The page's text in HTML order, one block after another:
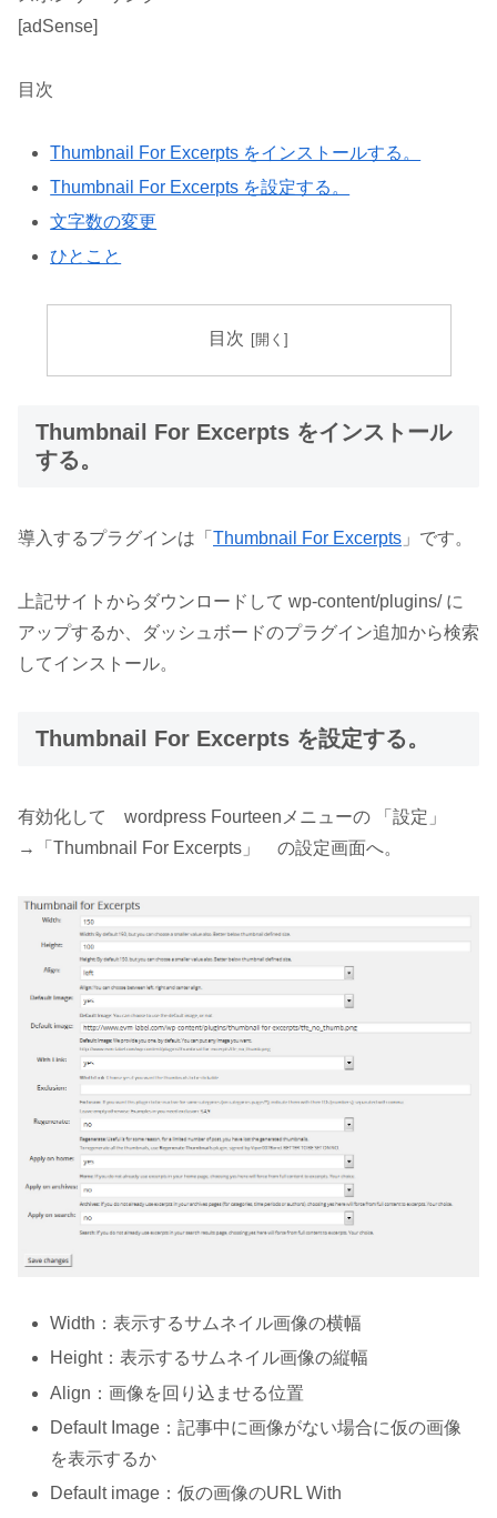
[adSense]
目次
Thumbnail For Excerpts をインストールする。
Thumbnail For Excerpts を設定する。
文字数の変更
ひとこと
目次
Thumbnail For Excerpts をインストール
する。
導入するプラグインは「 Thumbnail For Excerpts 」です。
上記サイトからダウンロードして wp-content/plugins/ に
アップするか、ダッシュボードのプラグイン追加から検索
してインストール。
Thumbnail For Excerpts を設定する。
有効化して wordpress Fourteenメニューの 「設定」
→「Thumbnail For Excerpts」 の設定画面へ。
Width：表示するサムネイル画像の横幅
Height：表示するサムネイル画像の縦幅
Align：画像を回り込ませる位置
Default Image：記事中に画像がない場合に仮の画像
を表示するか
Default image：仮の画像のURL With